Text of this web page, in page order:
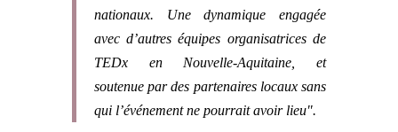
nationaux. Une dynamique engagée
avec d’autres équipes organisatrices de
TEDx en Nouvelle-Aquitaine, et
soutenue par des partenaires locaux sans
qui l’événement ne pourrait avoir lieu".